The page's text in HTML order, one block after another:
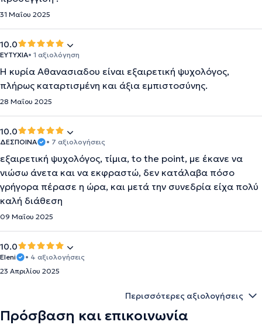
31 Μαΐου 2025
10.0
ΕΥΤΥΧΙΑ• 1 αξιολόγηση
Η κυρία Αθανασιαδου είναι εξαιρετική ψυχολόγος,
πλήρως καταρτισμένη και άξια εμπιστοσύνης.
28 Μαΐου 2025
10.0
ΔΕΣΠΟΙΝΑ • 7 αξιολογήσεις
εξαιρετική ψυχολόγος, τίμια, to the point, με έκανε να
νιώσω άνετα και να εκφραστώ, δεν κατάλαβα πόσο
γρήγορα πέρασε η ώρα, και μετά την συνεδρία είχα πολύ
καλή διάθεση
09 Μαΐου 2025
10.0
Eleni
• 4 αξιολογήσεις
23 Απριλίου 2025
Περισσότερες αξιολογήσεις
Πρόσβαση και επικοινωνία